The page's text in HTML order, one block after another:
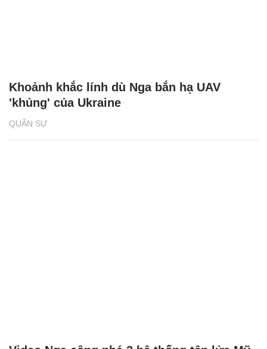
QUÂN SỰ
Khoảnh khắc lính dù Nga bắn hạ UAV
'khủng' của Ukraine